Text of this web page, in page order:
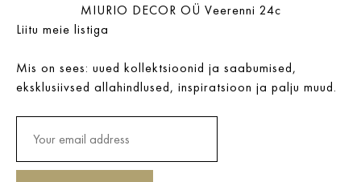
MIURIO DECOR OÜ Veerenni 24c
Liitu meie listiga
Mis on sees: uued kollektsioonid ja saabumised,
eksklusiivsed allahindlused, inspiratsioon ja palju muud.